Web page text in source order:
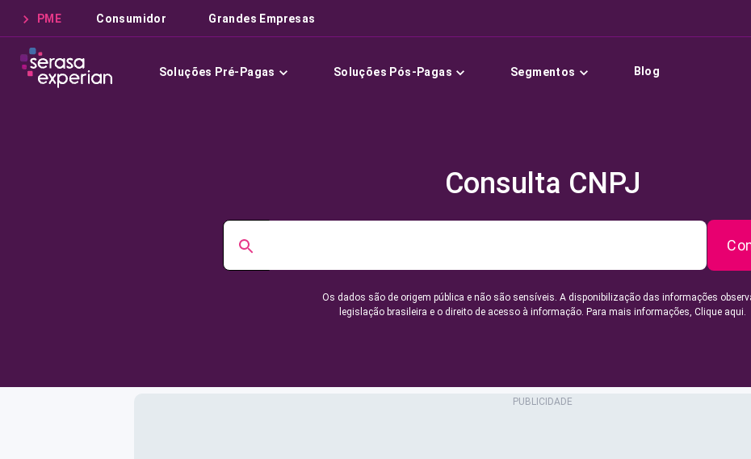
PME Consumidor Grandes Empresas
Soluções Pré-Pagas Soluções Pós-Pagas Segmentos Blog
Consulta CNPJ
Os dados são de origem pública e não são sensíveis. A disponibilização das informações
legislação brasileira e o direito de acesso à informação. Para mais informações, Clique aqui.